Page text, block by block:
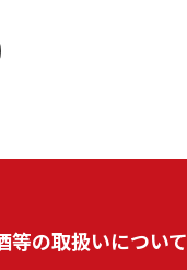
等の取扱いについて